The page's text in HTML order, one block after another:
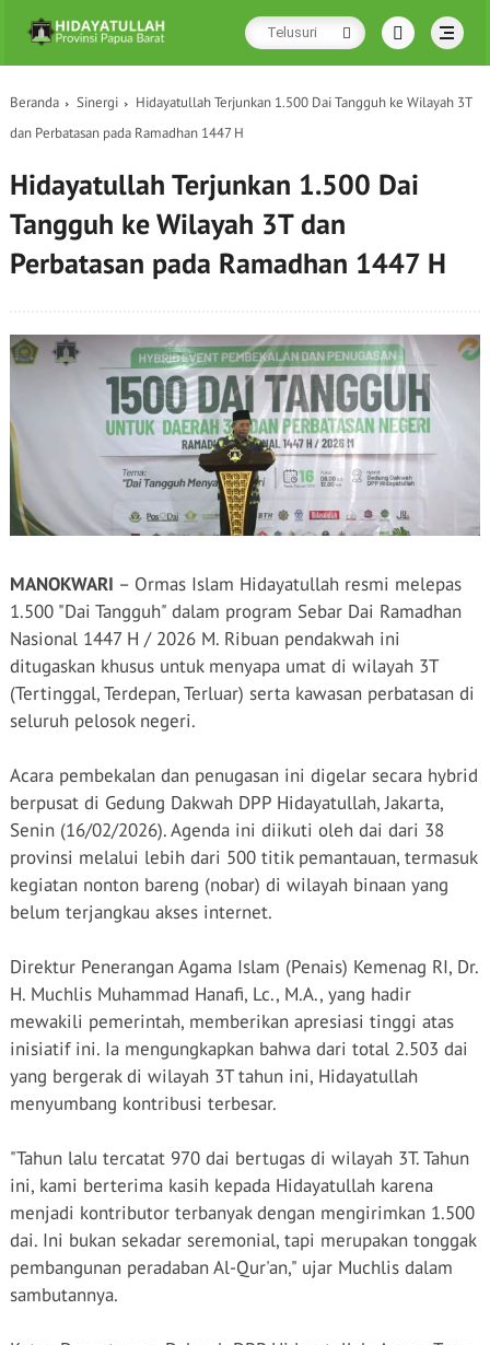
Beranda Sinergi
Hidayatullah Terjunkan 1.500 Dai Tangguh ke Wilayah 3T
dan Perbatasan pada Ramadhan 1447 H
Hidayatullah Terjunkan 1.500 Dai
Tangguh ke Wilayah 3T dan
Perbatasan pada Ramadhan 1447 H
MANOKWARI – OrmasIslam Hidayatullah resmi melepas
1.500 "Dai Tangguh" dalam program SebarDai Ramadhan
Nasional 1447 H / 2026 M. Ribuan pendakwah ini
ditugaskan khusus untuk menyapa umatdi wilayah 3T
(Tertinggal,Terdepan,Terluar) serta kawasan perbatasandi
seluruh pelosoknegeri.
Acara pembekalandan penugasan ini digelar secarahybrid
berpusatdi Gedung DakwahDPP Hidayatullah, Jakarta,
Senin(16/02/2026). Agenda ini diikuti oleh dai dari 38
provinsi melalui lebih dari 500 titik pemantauan, termasuk
kegiatan nonton bareng (nobar) di wilayah binaanyang
belum terjangkau aksesinternet.
Direktur PeneranganAgama Islam (Penais) Kemenag RI, Dr.
H. MuchlisMuhammad Hanafi, Lc., M.A., yang hadir
mewakili pemerintah, memberikan apresiasi tinggi atas
inisiatif ini. Ia mengungkapkan bahwa dari total 2.503 dai
yang bergerakdi wilayah 3Ttahun ini, Hidayatullah
menyumbang kontribusi terbesar.
"Tahun lalu tercatat970 dai bertugasdi wilayah 3T.Tahun
ini, kami berterima kasih kepada Hidayatullah karena
menjadi kontributor terbanyak dengan mengirimkan1.500
dai. Ini bukan sekadar seremonial, tapi merupakan tonggak
pembangunan peradabanAl-Qur'an," ujar Muchlis dalam
sambutannya.